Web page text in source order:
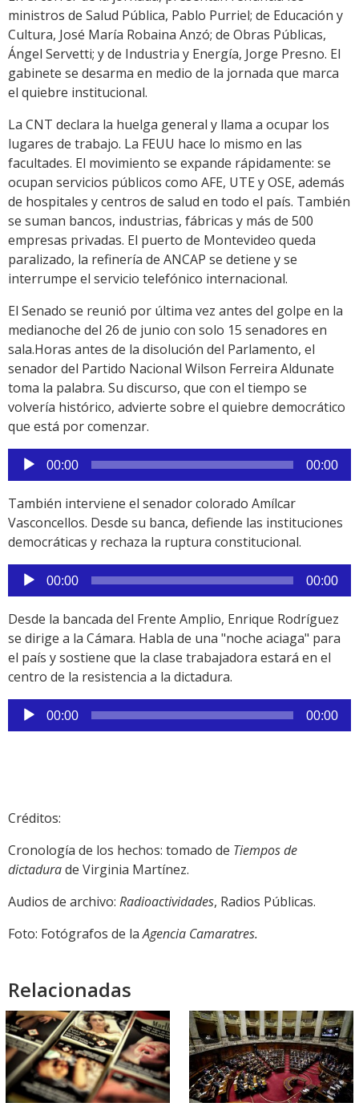
ministros de Salud Pública, Pablo Purriel; de Educación y
Cultura, José María Robaina Anzó; de Obras Públicas,
Ángel Servetti; y de Industria y Energía, Jorge Presno. El
gabinete se desarma en medio de la jornada que marca
el quiebre institucional.
La CNT declara la huelga general y llama a ocupar los
lugares de trabajo. La FEUU hace lo mismo en las
facultades. El movimiento se expande rápidamente: se
ocupan servicios públicos como AFE, UTE y OSE, además
de hospitales y centros de salud en todo el país. También
se suman bancos, industrias, fábricas y más de 500
empresas privadas. El puerto de Montevideo queda
paralizado, la refinería de ANCAP se detiene y se
interrumpe el servicio telefónico internacional.
El Senado se reunió por última vez antes del golpe en la
medianoche del 26 de junio con solo 15 senadores en
sala.Horas antes de la disolución del Parlamento, el
senador del Partido Nacional Wilson Ferreira Aldunate
toma la palabra. Su discurso, que con el tiempo se
volvería histórico, advierte sobre el quiebre democrático
que está por comenzar.
Reproductor
de
audio
00:00 00:00
También interviene el senador colorado Amílcar
Vasconcellos. Desde su banca, defiende las instituciones
democráticas y rechaza la ruptura constitucional.
Reproductor
de
audio
00:00 00:00
Desde la bancada del Frente Amplio, Enrique Rodríguez
se dirige a la Cámara. Habla de una "noche aciaga" para
el país y sostiene que la clase trabajadora estará en el
centro de la resistencia a la dictadura.
Reproductor
de
00:00 00:00
Créditos:
Cronología de los hechos: tomado de Tiempos de
dictadurade Virginia Martínez.
Audios de archivo: Radioactividades, Radios Públicas.
Foto: Fotógrafos de laAgencia Camaratres.
Relacionadas